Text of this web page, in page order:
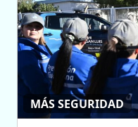
MÁS SEGURIDAD